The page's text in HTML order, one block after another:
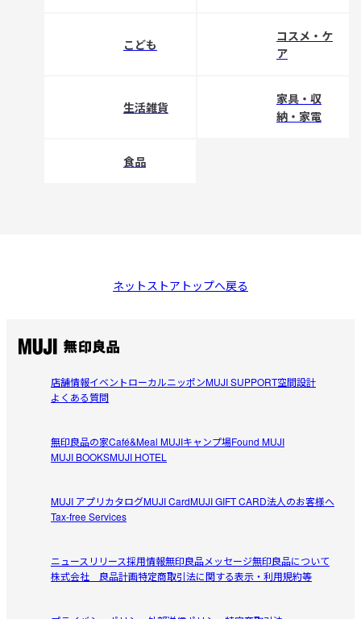
こども
コスメ・ケ
ア
生活雑貨
家具・収
納・家電
食品
ネットストアトップへ戻る
店舗情報イベントローカルニッポンMUJI SUPPORT空間設計
よくある質問
無印良品の家Café&Meal MUJIキャンプ場Found MUJI
MUJI BOOKSMUJI HOTEL
MUJI アプリカタログMUJI CardMUJI GIFT CARD法人のお客様へ
Tax-free Services
ニュースリリース採用情報無印良品メッセージ無印良品について
株式会社 良品計画特定商取引法に関する表示・利用規約等